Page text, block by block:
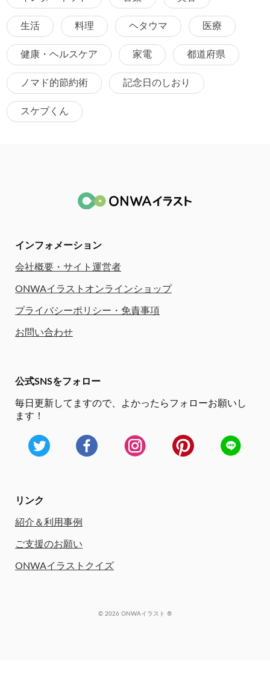
生活 料理 ヘタウマ 医療
健康・ヘルスケア 家電 都道府県
ノマド的節約術 記念日のしおり
スケブくん
インフォメーション
会社概要・サイト運営者
ONWAイラストオンラインショップ
プライバシーポリシー・免責事項
お問い合わせ
公式SNSをフォロー
毎日更新してますので、
よかったらフォローお願いし
ます！
リンク
紹介＆利用事例
ご支援のお願い
ONWAイラストクイズ
© 2026 ONWAイラスト ®